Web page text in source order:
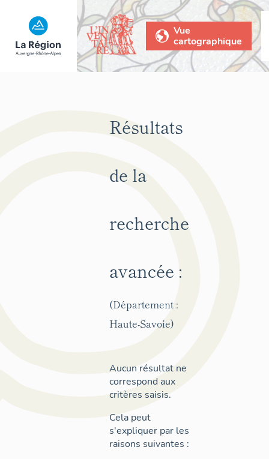
Vue
cartographique
Résultats
de la
recherche
avancée :
(Département :
Haute-Savoie)
Aucun résultat ne
correspond aux
critères saisis.
Cela peut
s'expliquer par les
raisons suivantes :